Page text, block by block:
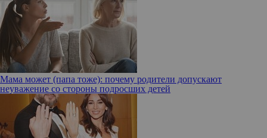
Мама может (папа тоже): почему родители допускают
неуважение со стороны подросших детей